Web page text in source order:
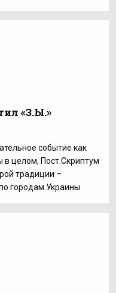
«З.Ы.»
событие как
в целом, Пост.Скриптум
традиции –
городам Украины